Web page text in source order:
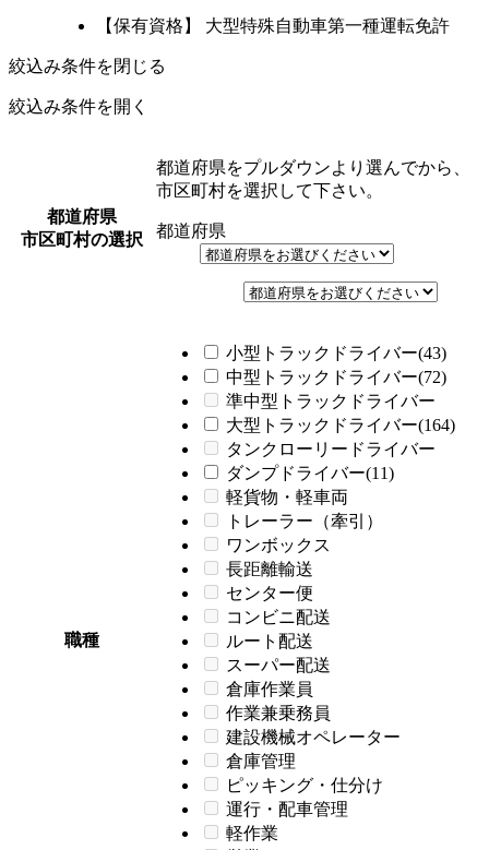
【保有資格】 大型特殊自動車第一種運転免許
絞込み条件を閉じる
絞込み条件を開く
都道府県
市区町村の選択
都道府県をプルダウンより選んでから、
市区町村を選択して下さい。
都道府県
職種
小型トラックドライバー(43)
中型トラックドライバー(72)
準中型トラックドライバー
大型トラックドライバー(164)
タンクローリードライバー
ダンプドライバー(11)
軽貨物・軽車両
トレーラー（牽引）
ワンボックス
長距離輸送
センター便
コンビニ配送
ルート配送
スーパー配送
倉庫作業員
作業兼乗務員
建設機械オペレーター
倉庫管理
ピッキング・仕分け
運行・配車管理
軽作業